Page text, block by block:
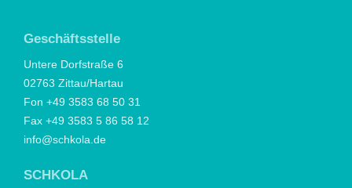
Geschäftsstelle
Untere Dorfstraße 6
02763 Zittau/Hartau
Fon +49 3583 68 50 31
Fax +49 3583 5 86 58 12
info@schkola.de
SCHKOLA